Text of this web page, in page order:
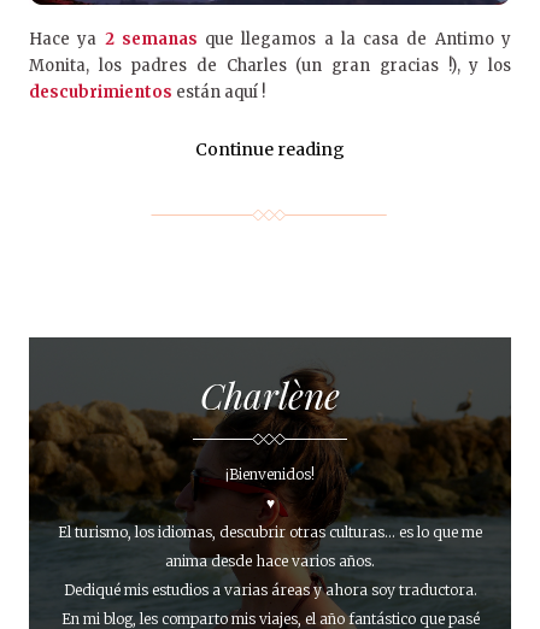
Hace ya 2 semanas que llegamos a la casa de Antimo y
Monita, los padres de Charles (un gran gracias !), y los
descubrimientos están aquí !
Continue reading
Charlène
¡Bienvenidos!
♥
El turismo, los idiomas, descubrir otras culturas... es lo que me
anima desde hace varios años.
Dediqué mis estudios a varias áreas y ahora soy traductora.
En mi blog, les comparto mis viajes, el año fantástico que pasé